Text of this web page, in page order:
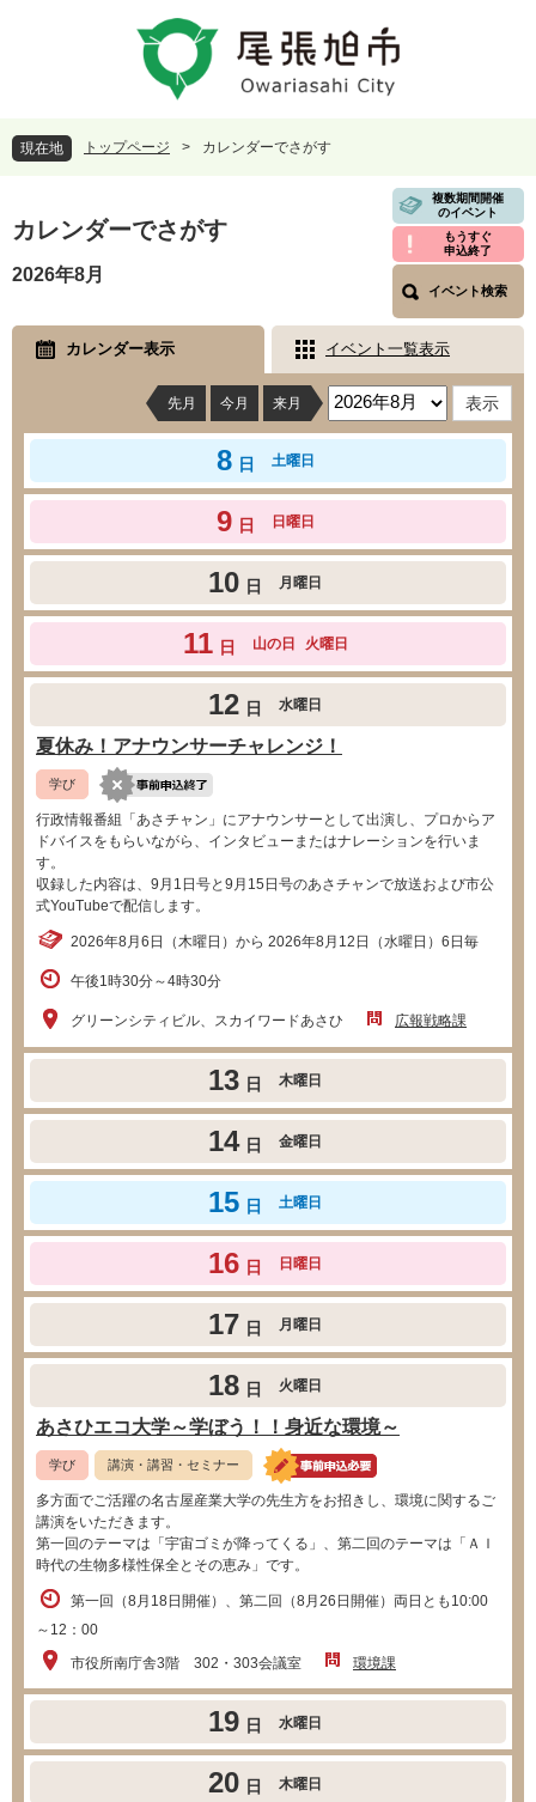
頭
で
飛
ば
本
文
現在地 トップページ > カレンダーでさがす
文
カレンダーでさがす
複数期間開催
のイベント
もうすぐ
申込終了
イベント検索
2026年8月
カレンダー表示 イベント一覧表示
先月 今月 来月
8 日 土曜日
9 日 日曜日
10 日 月曜日
11 日 山の日 火曜日
12 日 水曜日
夏休み！アナウンサーチャレンジ！
学び
行政情報番組「あさチャン」にアナウンサーとして出演し、プロからア
ドバイスをもらいながら、インタビューまたはナレーションを行いま
す。
収録した内容は、9月1日号と9月15日号のあさチャンで放送および市公
式YouTubeで配信します。
2026年8月6日（木曜日）から 2026年8月12日（水曜日）6日毎
午後1時30分～4時30分
​グリーンシティビル、スカイワードあさひ 広報戦略課
13 日 木曜日
14 日 金曜日
15 日 土曜日
16 日 日曜日
17 日 月曜日
18 日 火曜日
あさひエコ大学～学ぼう！！身近な環境～
学び 講演・講習・セミナー
多方面でご活躍の名古屋産業大学の先生方をお招きし、環境に関するご
講演をいただきます。
第一回のテーマは「宇宙ゴミが降ってくる」、第二回のテーマは「ＡＩ
時代の生物多様性保全とその恵み」です。
第一回（8月18日開催）、第二回（8月26日開催）両日とも10:00
～12：00
市役所南庁舎3階 302・303会議室
環境課
19 日 水曜日
20 日 木曜日